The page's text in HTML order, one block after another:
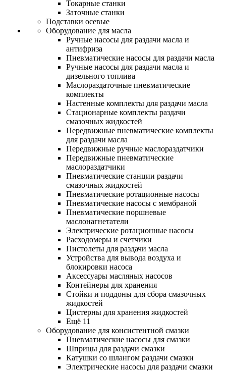
Токарные станки
Заточные станки
Подставки осевые
Оборудование для масла
Ручные насосы для раздачи масла и
антифриза
Пневматические насосы для раздачи масла
Ручные насосы для раздачи масла и
дизельного топлива
Маслораздаточные пневматические
комплекты
Настенные комплекты для раздачи масла
Стационарные комплекты раздачи
смазочных жидкостей
Передвижные пневматические комплекты
для раздачи масла
Передвижные ручные маслораздатчики
Передвижные пневматические
маслораздатчики
Пневматические станции раздачи
смазочных жидкостей
Пневматические ротационные насосы
Пневматические насосы с мембраной
Пневматические поршневые
маслонагнетатели
Электрические ротационные насосы
Расходомеры и счетчики
Пистолеты для раздачи масла
Устройства для вывода воздуха и
блокировки насоса
Аксессуары масляных насосов
Контейнеры для хранения
Стойки и поддоны для сбора смазочных
жидкостей
Цистерны для хранения жидкостей
Ещё 11
Оборудование для консистентной смазки
Пневматические насосы для смазки
Шприцы для раздачи смазки
Катушки со шлангом раздачи смазки
Электрические насосы для раздачи смазки